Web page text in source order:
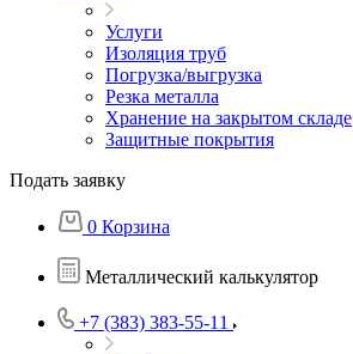
Услуги
Изоляция труб
Погрузка/выгрузка
Резка металла
Хранение на закрытом складе
Защитные покрытия
Подать заявку
0 Корзина
Металлический калькулятор
+7 (383) 383-55-11